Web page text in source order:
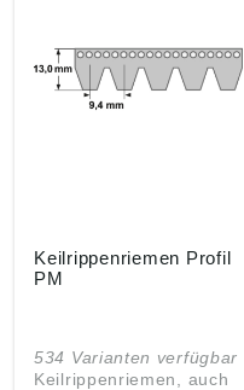
Keilrippenriemen Profil
PM
534 Varianten verfügbar
Keilrippenriemen, auch